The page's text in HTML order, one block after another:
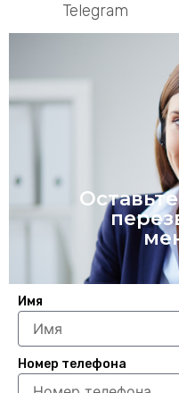
Telegram
Имя
Номер телефона